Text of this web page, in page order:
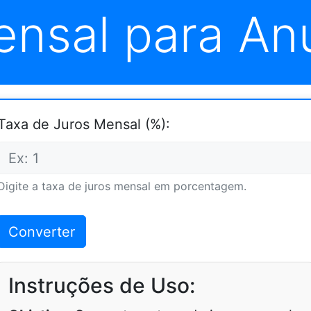
para
de Juros Mensal (%):
a taxa de juros mensal em porcentagem.
Converter
Instruções de Uso: